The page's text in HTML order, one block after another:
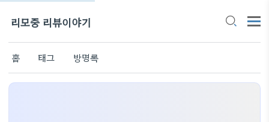
리모중 리뷰이야기
홈 태그 방명록